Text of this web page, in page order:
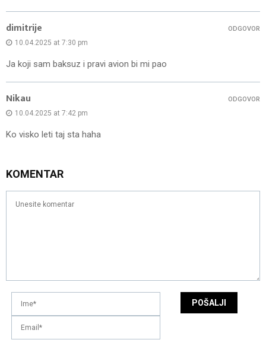
dimitrije
10.04.2025 at 7:30 pm
Ja koji sam baksuz i pravi avion bi mi pao
ODGOVOR
Nikau
10.04.2025 at 7:42 pm
Ko visko leti taj sta haha
ODGOVOR
KOMENTAR